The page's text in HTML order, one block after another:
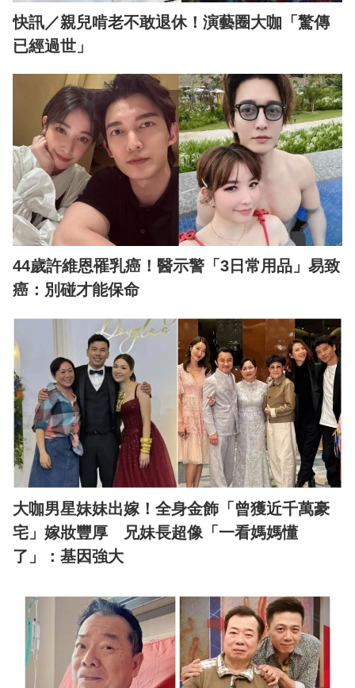
快訊／親兒啃老不敢退休！演藝圈大咖「驚傳
已經過世」
44歲許維恩罹乳癌！醫示警「3日常用品」易致
癌：別碰才能保命
大咖男星妹妹出嫁！全身金飾「曾獲近千萬豪
宅」嫁妝豐厚 兄妹長超像「一看媽媽懂
了」：基因強大